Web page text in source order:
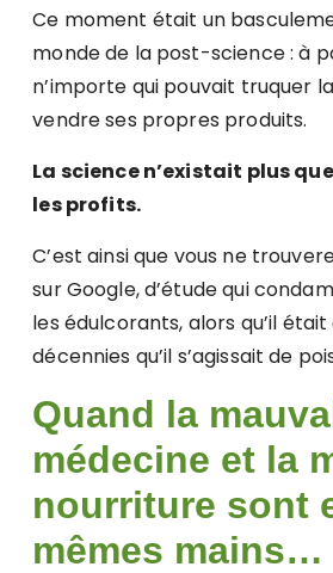
Ce moment était un
monde de la post-science : à
n’importe qui pouvait truquer
vendre ses propres produits.
La science n’existait plus
les profits.
C’est ainsi que vous ne
sur Google, d’étude qui
les édulcorants, alors qu’il
décennies qu’il s’agissait de
Quand la
médecine et la
nourriture sont
mêmes mains…